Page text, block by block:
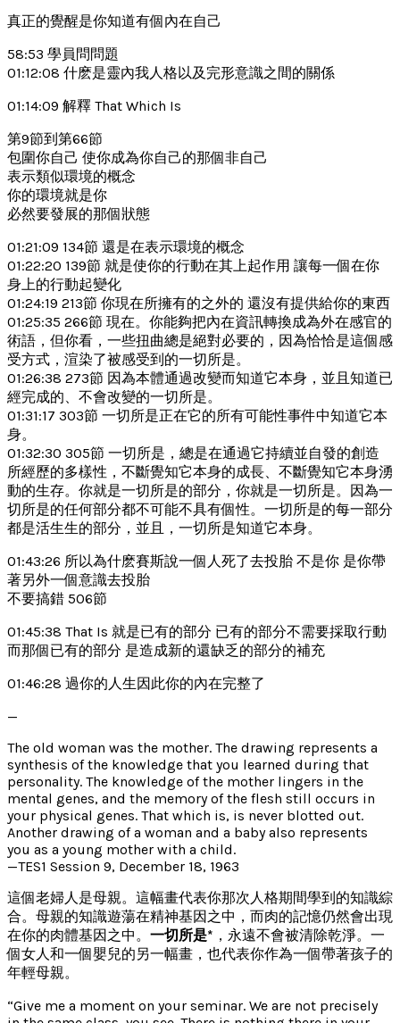
真正的覺醒是你知道有個內在自己
58:53 學員問問題
01:12:08 什麽是靈內我人格以及完形意識之間的關係
01:14:09 解釋 That Which Is
第9節到第66節
包圍你自己 使你成為你自己的那個非自己
表示類似環境的概念
你的環境就是你
必然要發展的那個狀態
01:21:09 134節 還是在表示環境的概念
01:22:20 139節 就是使你的行動在其上起作用 讓每一個在你
身上的行動起變化
01:24:19 213節 你現在所擁有的之外的 還沒有提供給你的東西
01:25:35 266節 現在。你能夠把內在資訊轉換成為外在感官的
術語，但你看，一些扭曲總是絕對必要的，因為恰恰是這個感
受方式，渲染了被感受到的一切所是。
01:26:38 273節 因為本體通過改變而知道它本身，並且知道已
經完成的、不會改變的一切所是。
01:31:17 303節 一切所是正在它的所有可能性事件中知道它本
身。
01:32:30 305節 一切所是，總是在通過它持續並自發的創造
所經歷的多樣性，不斷覺知它本身的成長、不斷覺知它本身湧
動的生存。你就是一切所是的部分，你就是一切所是。因為一
切所是的任何部分都不可能不具有個性。一切所是的每一部分
都是活生生的部分，並且，一切所是知道它本身。
01:43:26 所以為什麽賽斯說一個人死了去投胎 不是你 是你帶
著另外一個意識去投胎
不要搞錯 506節
01:45:38 That Is 就是已有的部分 已有的部分不需要採取行動
而那個已有的部分 是造成新的還缺乏的部分的補充
01:46:28 過你的人生因此你的內在完整了
—
The old woman was the mother. The drawing represents a
synthesis of the knowledge that you learned during that
personality. The knowledge of the mother lingers in the
mental genes, and the memory of the flesh still occurs in
your physical genes. That which is, is never blotted out.
Another drawing of a woman and a baby also represents
you as a young mother with a child.
—TES1 Session 9, December 18, 1963
這個老婦人是母親。這幅畫代表你那次人格期間學到的知識綜
合。母親的知識遊蕩在精神基因之中，而肉的記憶仍然會出現
在你的肉體基因之中。 一切所是* ，永遠不會被清除乾淨。一
個女人和一個嬰兒的另一幅畫，也代表你作為一個帶著孩子的
年輕母親。
“Give me a moment on your seminar. We are not precisely